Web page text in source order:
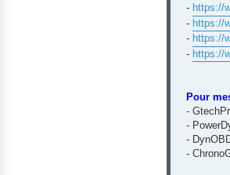
- https://
- https://
- https://
- https://
Pour
-
-
-
-